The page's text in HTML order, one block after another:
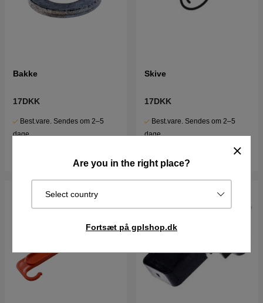
Are you in the right place?
Select country
Fortsæt på gplshop.dk
Bakke
17DKK
Best.vare. Sendes om 2–5
dage
Skive
17DKK
Best.vare. Sendes om 2–5
dage
Køb